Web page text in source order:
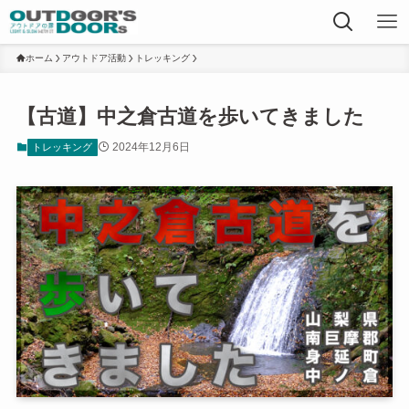
ホーム アウトドア活動 トレッキング
【古道】中之倉古道を歩いてきました
トレッキング 2024年12月6日